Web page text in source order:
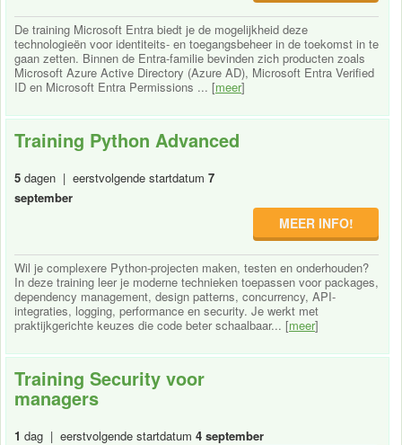
De training Microsoft Entra biedt je de mogelijkheid deze
technologieën voor identiteits- en toegangsbeheer in de toekomst in te
gaan zetten. Binnen de Entra-familie bevinden zich producten zoals
Microsoft Azure Active Directory (Azure AD), Microsoft Entra Verified
ID en Microsoft Entra Permissions ... [meer]
Training Python Advanced
5 dagen | eerstvolgende startdatum 7
september
MEER INFO!
Wil je complexere Python-projecten maken, testen en onderhouden?
In deze training leer je moderne technieken toepassen voor packages,
dependency management, design patterns, concurrency, API-
integraties, logging, performance en security. Je werkt met
praktijkgerichte keuzes die code beter schaalbaar... [meer]
Training Security voor
managers
1 dag | eerstvolgende startdatum 4 september